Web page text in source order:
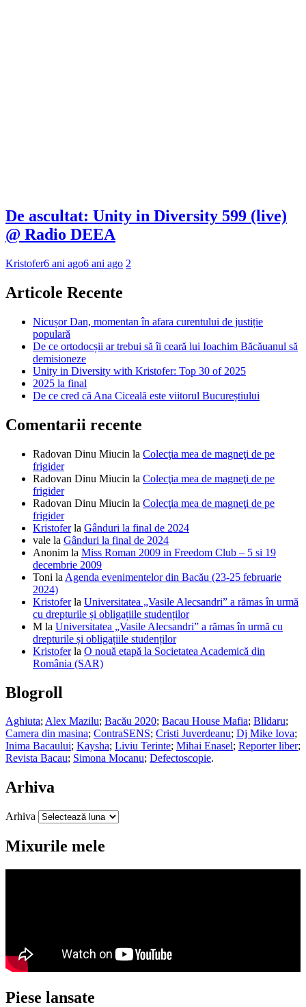
De ascultat: Unity in Diversity 599 (live)
@ Radio DEEA
Kristofer6 ani ago6 ani ago 2
Articole Recente
Nicușor Dan, momentan în afara curentului de justiție
populară
De ce ortodocșii ar trebui să îi ceară lui Ioachim Băcăuanul să
demisioneze
Unity in Diversity with Kristofer: Top 30 of 2025
2025 la final
De ce cred că Ana Ciceală este viitorul Bucureștiului
Comentarii recente
Radovan Dinu Miucin la Colecţia mea de magneţi de pe
frigider
Radovan Dinu Miucin la Colecţia mea de magneţi de pe
frigider
Radovan Dinu Miucin la Colecţia mea de magneţi de pe
frigider
Kristoferla Gânduri la final de 2024
vale la Gânduri la final de 2024
Anonim la Miss Roman 2009 in Freedom Club – 5 si 19
decembrie 2009
Toni la Agenda evenimentelor din Bacău (23-25 februarie
2024)
Kristoferla Universitatea „Vasile Alecsandri” a rămas în urmă
cu drepturile și obligațiile studenților
M la Universitatea „Vasile Alecsandri” a rămas în urmă cu
drepturile și obligațiile studenților
Kristoferla O nouă etapă la Societatea Academică din
România (SAR)
Blogroll
Aghiuta;Alex Mazilu; Bacău 2020; Bacau House Mafia; Blidaru;
Camera din masina; ContraSENS; Cristi Juverdeanu; Dj Mike Iova;
Inima Bacaului; Kaysha; Liviu Terinte; Mihai Enasel; Reporter liber;
Revista Bacau; Simona Mocanu; Defectoscopie.
Arhiva
Arhiva
Mixurile mele
Piese lansate